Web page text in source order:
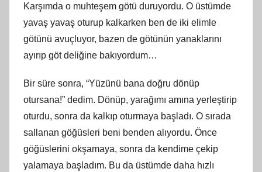
Karşımda o muhteşem götü duruyordu. O üstümde
yavaş yavaş oturup kalkarken ben de iki elimle
götünü avuçluyor, bazen de götünün yanaklarını
ayırıp göt deliğine bakıyordum…
Bir süre sonra, “Yüzünü bana doğru dönüp
otursana!” dedim. Dönüp, yarağımı amına yerleştirip
oturdu, sonra da kalkıp oturmaya başladı. O sırada
sallanan göğüsleri beni benden alıyordu. Önce
göğüslerini okşamaya, sonra da kendime çekip
yalamaya başladım. Bu da üstümde daha hızlı